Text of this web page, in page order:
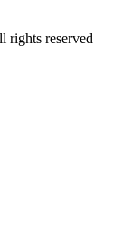
rights reserved